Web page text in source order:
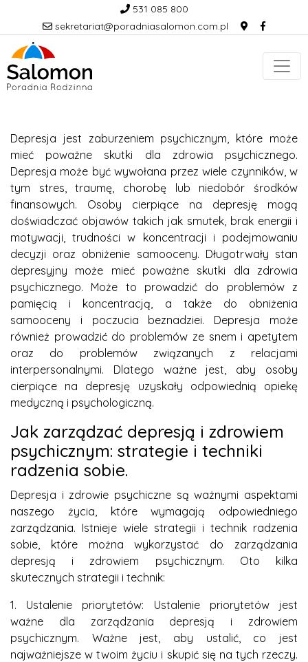
531 085 800
sekretariat@poradniasalomon.com.pl
Depresja jest zaburzeniem psychicznym, które może
mieć poważne skutki dla zdrowia psychicznego.
Depresja może być wywołana przez wiele czynników, w
tym stres, traumę, chorobę lub niedobór środków
finansowych. Osoby cierpiące na depresję mogą
doświadczać objawów takich jak smutek, brak energii i
motywacji, trudności w koncentracji i podejmowaniu
decyzji oraz obniżenie samooceny. Długotrwały stan
depresyjny może mieć poważne skutki dla zdrowia
psychicznego. Może to prowadzić do problemów z
pamięcią i koncentracją, a także do obniżenia
samooceny i poczucia beznadziei. Depresja może
również prowadzić do problemów ze snem i apetytem
oraz do problemów związanych z relacjami
interpersonalnymi. Dlatego ważne jest, aby osoby
cierpiące na depresję uzyskały odpowiednią opiekę
medyczną i psychologiczną.
Jak zarządzać depresją i zdrowiem
psychicznym: strategie i techniki
radzenia sobie.
Depresja i zdrowie psychiczne są ważnymi aspektami
naszego życia, które wymagają odpowiedniego
zarządzania. Istnieje wiele strategii i technik radzenia
sobie, które można wykorzystać do zarządzania
depresją i zdrowiem psychicznym. Oto kilka
skutecznych strategii i technik:
1. Ustalenie priorytetów: Ustalenie priorytetów jest
ważne dla zarządzania depresją i zdrowiem
psychicznym. Ważne jest, aby ustalić, co jest
najważniejsze w twoim życiu i skupić się na tych rzeczy.